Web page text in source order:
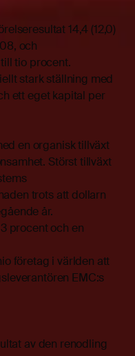
14,4 (12,0)
och
tio procent.
stark ställning med
ett eget kapital per
en organisk tillväxt
Störst tillväxt
trots att dollarn
år.
procent och en
företag i världen att
EMC:s
av den renodling